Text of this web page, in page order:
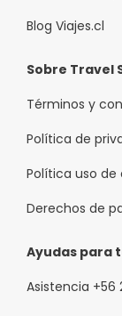
Blog Viajes.cl
Sobre Travel
Términos y
Política de
Política uso de
Derechos de
Ayudas para
Asistencia +56